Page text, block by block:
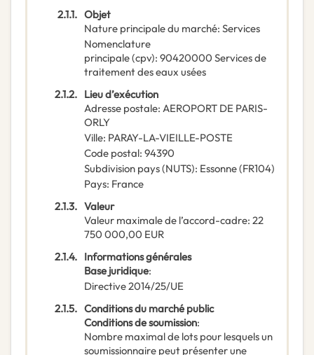
2.1.1. Objet
Nature principale du marché: Services
Nomenclature
principale(cpv): 90420000 Services de
traitement des eaux usées
2.1.2. Lieu d’exécution
Adresse postale: AEROPORT DE PARIS-
ORLY
Ville: PARAY-LA-VIEILLE-POSTE
Code postal: 94390
Subdivision pays (NUTS): Essonne(FR104)
Pays: France
2.1.3. Valeur
Valeur maximale de l’accord-cadre: 22
750 000,00 EUR
2.1.4. Informations générales
Base juridique:
Directive 2014/25/UE
2.1.5. Conditions du marché public
Conditions de soumission:
Nombre maximal de lots pour lesquels un
soumissionnaire peut présenter une